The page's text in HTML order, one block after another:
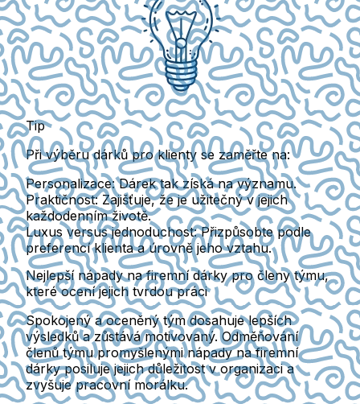
Tip
Při výběru dárků pro klienty se zaměřte na:
Personalizace: Dárek tak získá na významu.
Praktičnost: Zajišťuje, že je užitečný v jejich
každodenním životě.
Luxus versus jednoduchost: Přizpůsobte podle
preferencí klienta a úrovně jeho vztahu.
Nejlepší nápady na firemní dárky pro členy týmu,
které ocení jejich tvrdou práci
Spokojený a oceněný tým dosahuje lepších
výsledků a zůstává motivovaný. Odměňování
členů týmu promyšlenými nápady na firemní
dárky posiluje jejich důležitost v organizaci a
zvyšuje pracovní morálku.